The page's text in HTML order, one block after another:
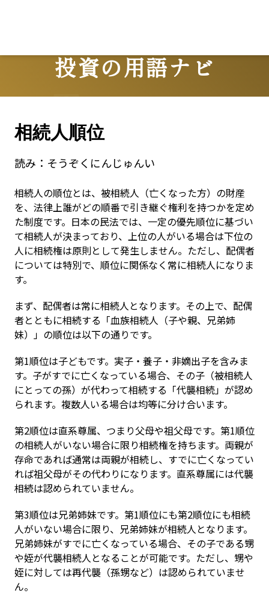
投資の用語ナビ
Terms
相続人順位
読み： そうぞくにんじゅんい
相続人の順位とは、被相続人（亡くなった方）の財産
を、法律上誰がどの順番で引き継ぐ権利を持つかを定め
た制度です。日本の民法では、一定の優先順位に基づい
て相続人が決まっており、上位の人がいる場合は下位の
人に相続権は原則として発生しません。ただし、配偶者
については特別で、順位に関係なく常に相続人になりま
す。
まず、配偶者は常に相続人となります。その上で、配偶
者とともに相続する「血族相続人（子や親、兄弟姉
妹）」の順位は以下の通りです。
第1順位は子どもです。実子・養子・非嫡出子を含みま
す。子がすでに亡くなっている場合、その子（被相続人
にとっての孫）が代わって相続する「代襲相続」が認め
られます。複数人いる場合は均等に分け合います。
第2順位は直系尊属、つまり父母や祖父母です。第1順位
の相続人がいない場合に限り相続権を持ちます。両親が
存命であれば通常は両親が相続し、すでに亡くなってい
れば祖父母がその代わりになります。直系尊属には代襲
相続は認められていません。
第3順位は兄弟姉妹です。第1順位にも第2順位にも相続
人がいない場合に限り、兄弟姉妹が相続人となります。
兄弟姉妹がすでに亡くなっている場合、その子である甥
や姪が代襲相続人となることが可能です。ただし、甥や
姪に対しては再代襲（孫甥など）は認められていませ
ん。